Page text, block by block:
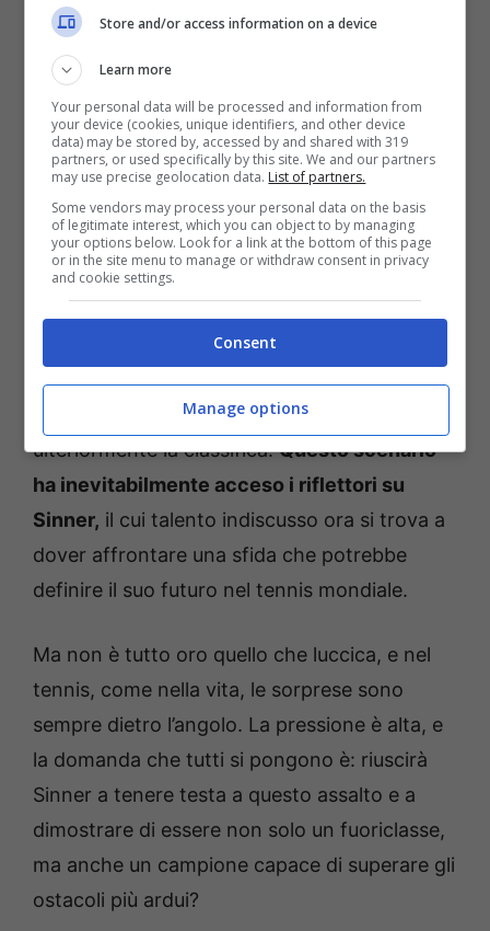
Il Momento di Sinner: Una Svolta Imminente? (ANSA)
Uspms.it
Alcaraz, con le sue recenti vittorie, ha
dimostrato di essere un avversario temibile e
di avere tutte le carte in regola per scalare
ulteriormente la classifica.Questo scenario
ha inevitabilmente acceso i riflettori su
Sinner, il cui talento indiscusso ora si trova a
dover affrontare una sfida che potrebbe
definire il suo futuro nel tennis mondiale.
Ma non è tutto oro quello che luccica, e nel
tennis, come nella vita, le sorprese sono
sempre dietro l’angolo. La pressione è alta, e
la domanda che tutti si pongono è: riuscirà
Sinner a tenere testa a questo assalto e a
dimostrare di essere non solo un fuoriclasse,
ma anche un campione capace di superare gli
ostacoli più ardui?
Store and/or access information on a device
Learn more
Your personal data will be processed and information from
your device (cookies, unique identifiers, and other device
data) may be stored by, accessed by and shared with 319
partners, or used specifically by this site. We and our partners
may use precise geolocation data. List of partners.
Some vendors may process your personal data on the basis
of legitimate interest, which you can object to by managing
your options below. Look for a link at the bottom of this page
or in the site menu to manage or withdraw consent in privacy
and cookie settings.
Consent
Manage options